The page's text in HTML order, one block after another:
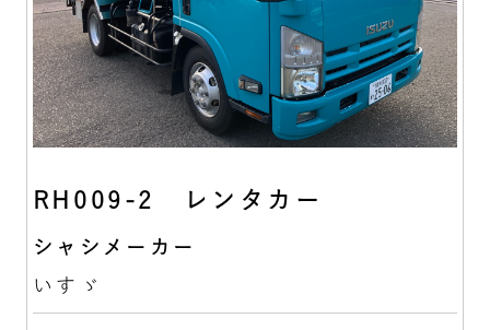
RH009-2 レンタカー
シャシメーカー
いすゞ